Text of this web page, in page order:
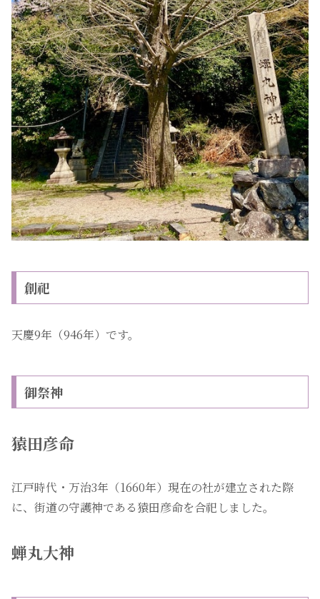
創祀
天慶9年（946年）です。
御祭神
猿田彦命
江戸時代・万治3年（1660年）現在の社が建立された際
に、街道の守護神である猿田彦命を合祀しました。
蝉丸大神